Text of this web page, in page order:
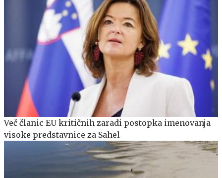
Več članic EU kritičnih zaradi postopka imenovanja
visoke predstavnice za Sahel